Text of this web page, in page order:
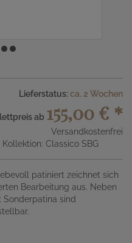
Lieferstatus: ca. 2 Wochen
ab 155,00 € *
Versandkostenfrei
, Kollektion: Classico SBG
patiniert zeichnet sich
Bearbeitung aus. Neben
sind